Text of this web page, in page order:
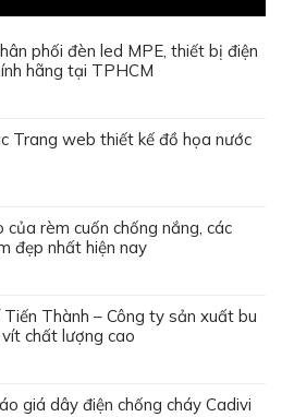
phối đèn led MPE, thiết bị điện
hãng tại TPHCM
Trang web thiết kế đồ họa nước
của rèm cuốn chống nắng, các
đẹp nhất hiện nay
Tiến Thành – Công ty sản xuất bu
vít chất lượng cao
giá dây điện chống cháy Cadivi